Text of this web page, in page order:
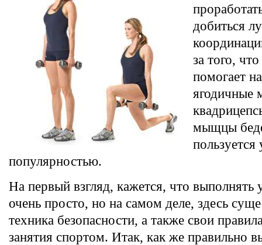
добиться
за того,
помогает
мыщцы
пользуется
популярностью.
На первый взгляд, кажется, что выполнять
очень просто, но на самом деле, здесь
техника безопасности, а также свои
занятия спортом. Итак, как же правильно